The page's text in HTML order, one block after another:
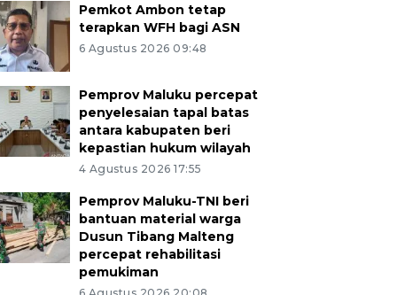
Pemkot Ambon tetap
terapkan WFH bagi ASN
6 Agustus 2026 09:48
Pemprov Maluku percepat
penyelesaian tapal batas
antara kabupaten beri
kepastian hukum wilayah
4 Agustus 2026 17:55
Pemprov Maluku-TNI beri
bantuan material warga
Dusun Tibang Malteng
percepat rehabilitasi
pemukiman